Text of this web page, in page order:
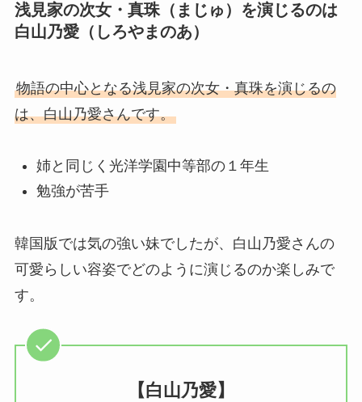
浅見家の次女・真珠（まじゅ）を演じるのは
白山乃愛（しろやまのあ）
物語の中心となる浅見家の次女・真珠を演じるの
は、白山乃愛さんです。
姉と同じく光洋学園中等部の１年生
勉強が苦手
韓国版では気の強い妹でしたが、白山乃愛さんの
可愛らしい容姿でどのように演じるのか楽しみで
す。
【白山乃愛】